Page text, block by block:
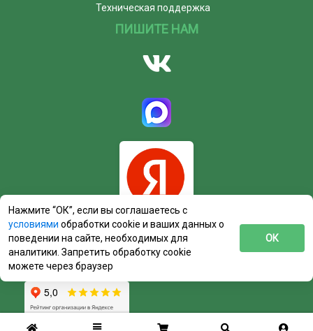
Техническая поддержка
ПИШИТЕ НАМ
Нажмите “ОК”, если вы соглашаетесь с
условиями обработки cookie и ваших данных о
поведении на сайте, необходимых для
аналитики. Запретить обработку cookie
можете через браузер
ОК